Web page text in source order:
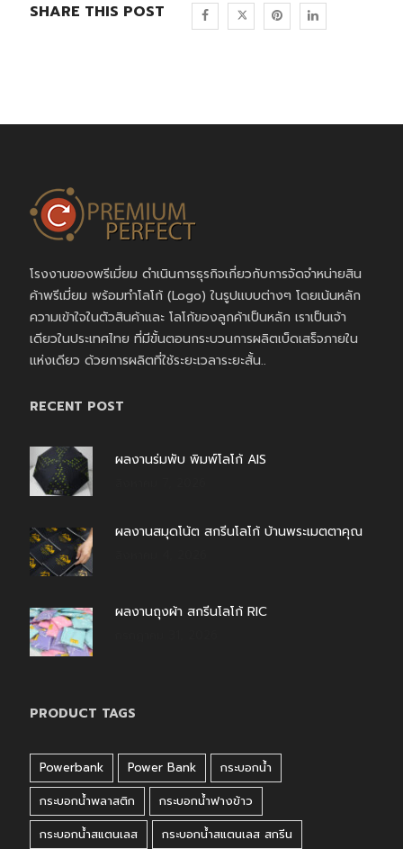
SHARE THIS POST
โรงงานของพรีเมี่ยม ดำเนินการธุรกิจเกี่ยวกับการจัดจำหน่ายสิน
ค้าพรีเมี่ยม พร้อมทำโลโก้ (Logo) ในรูปแบบต่างๆ โดยเน้นหลัก
ความเข้าใจในตัวสินค้าและ โลโก้ของลูกค้าเป็นหลัก เราเป็นเจ้า
เดียวในประเทศไทย ที่มีขั้นตอนกระบวนการผลิตเบ็ดเสร็จภายใน
แห่งเดียว ด้วยการผลิตที่ใช้ระยะเวลาระยะสั้น..
RECENT POST
ผลงานร่มพับ พิมพ์โลโก้ AIS
ผลงานสมุดโน้ต สกรีนโลโก้ บ้านพระเมตตาคุณ
ผลงานถุงผ้า สกรีนโลโก้ RIC
PRODUCT TAGS
Powerbank Power Bank
กระบอกน้ำ
กระบอกน้ำพลาสติก
กระบอกน้ำฟางข้าว
กระบอกน้ำสแตนเลส
กระบอกน้ำสแตนเลส สกรีน